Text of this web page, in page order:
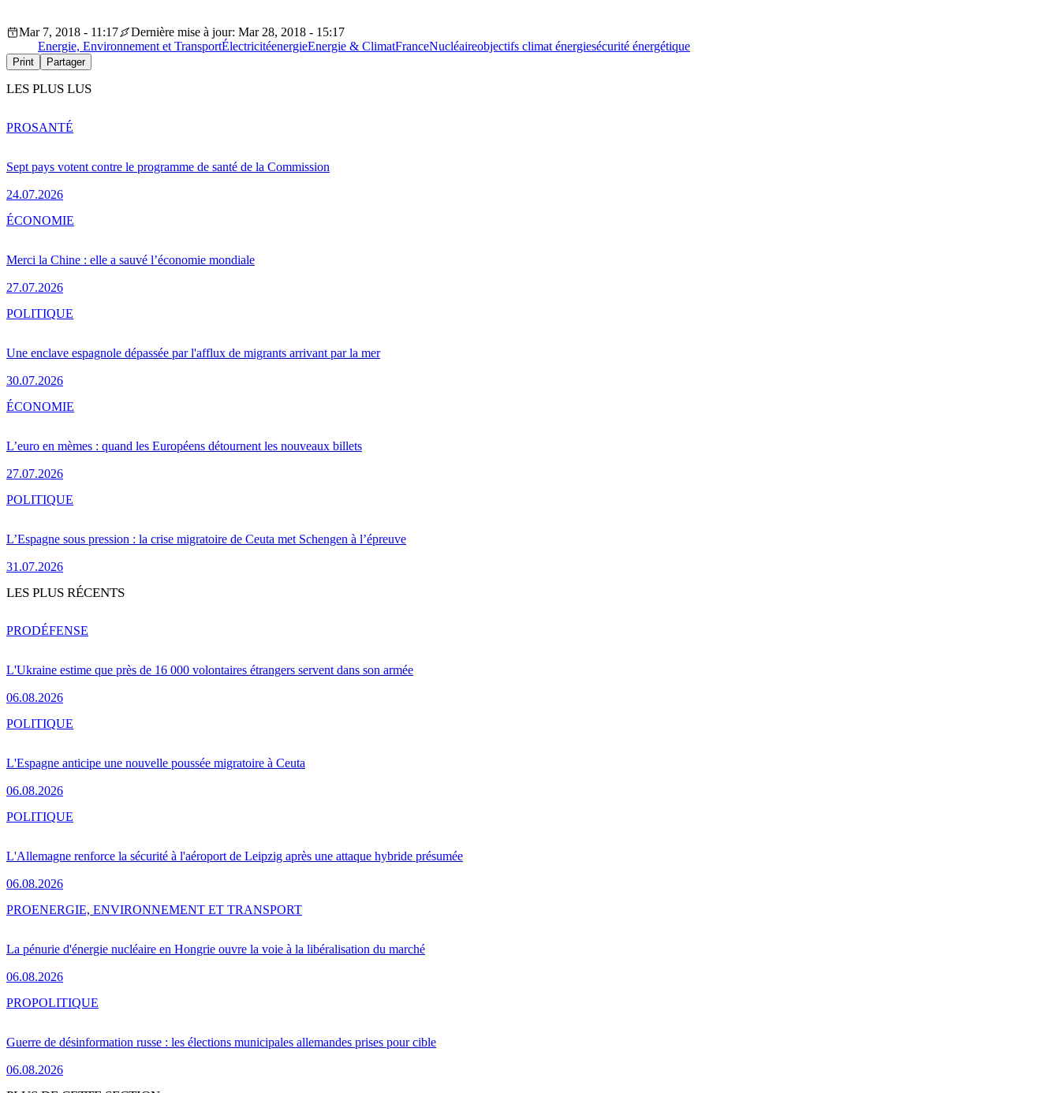
Mar 7, 2018 - 11:17
Dernière mise à jour: Mar 28, 2018 - 15:17
Energie, Environnement et TransportÉlectricitéenergieEnergie & ClimatFranceNucléaireobjectifs climat énergiesécurité énergétique
Print Partager
LES PLUS LUS
Sept pays votent contre le programme de santé de la Commission
24.07.2026
PROSANTÉ
Merci la Chine : elle a sauvé l’économie mondiale
27.07.2026
ÉCONOMIE
Une enclave espagnole dépassée par l'afflux de migrants arrivant par la mer
30.07.2026
POLITIQUE
L’euro en mèmes : quand les Européens détournent les nouveaux billets
27.07.2026
ÉCONOMIE
L’Espagne sous pression : la crise migratoire de Ceuta met Schengen à l’épreuve
31.07.2026
POLITIQUE
LES PLUS RÉCENTS
L'Ukraine estime que près de 16 000 volontaires étrangers servent dans son armée
06.08.2026
PRODÉFENSE
L'Espagne anticipe une nouvelle poussée migratoire à Ceuta
06.08.2026
POLITIQUE
L'Allemagne renforce la sécurité à l'aéroport de Leipzig après une attaque hybride présumée
06.08.2026
POLITIQUE
La pénurie d'énergie nucléaire en Hongrie ouvre la voie à la libéralisation du marché
06.08.2026
PROENERGIE, ENVIRONNEMENT ET TRANSPORT
Guerre de désinformation russe : les élections municipales allemandes prises pour cible
06.08.2026
PROPOLITIQUE